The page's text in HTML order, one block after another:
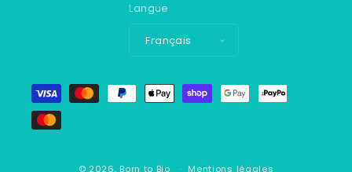
Langue
Français
de
paiement
© 2026, Born to Bio Mentions légales